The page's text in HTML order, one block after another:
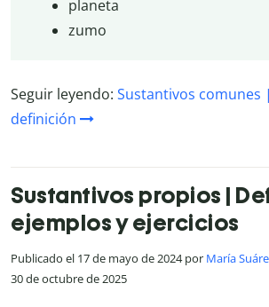
planeta
zumo
Seguir leyendo: Sustantivos comunes
definición
Sustantivos propios |
ejemplos y ejercicios
Publicado el 17 de mayo de 2024 por María
30 de octubre de 2025